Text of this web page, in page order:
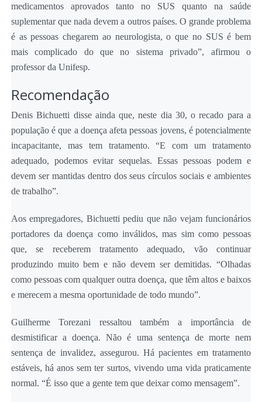
medicamentos aprovados tanto no SUS quanto na saúde
suplementar que nada devem a outros países. O grande problema
é as pessoas chegarem ao neurologista, o que no SUS é bem
mais complicado do que no sistema privado”, afirmou o
professor da Unifesp.
Recomendação
Denis Bichuetti disse ainda que, neste dia 30, o recado para a
população é que a doença afeta pessoas jovens, é potencialmente
incapacitante, mas tem tratamento. “E com um tratamento
adequado, podemos evitar sequelas. Essas pessoas podem e
devem ser mantidas dentro dos seus círculos sociais e ambientes
de trabalho”.
Aos empregadores, Bichuetti pediu que não vejam funcionários
portadores da doença como inválidos, mas sim como pessoas
que, se receberem tratamento adequado, vão continuar
produzindo muito bem e não devem ser demitidas. “Olhadas
como pessoas com qualquer outra doença, que têm altos e baixos
e merecem a mesma oportunidade de todo mundo”.
Guilherme Torezani ressaltou também a importância de
desmistificar a doença. Não é uma sentença de morte nem
sentença de invalidez, assegurou. Há pacientes em tratamento
estáveis, há anos sem ter surtos, vivendo uma vida praticamente
normal. “É isso que a gente tem que deixar como mensagem”.